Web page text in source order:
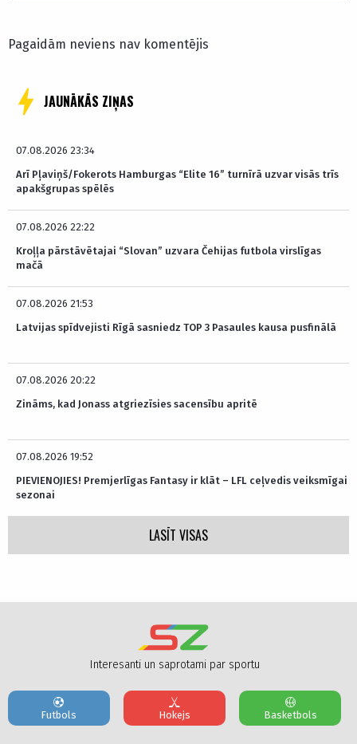
Pagaidām neviens nav komentējis
JAUNĀKĀS ZIŅAS
07.08.2026 23:34
Arī Pļaviņš/Fokerots Hamburgas “Elite 16” turnīrā uzvar visās trīs
apakšgrupas spēlēs
07.08.2026 22:22
Kroļļa pārstāvētajai “Slovan” uzvara Čehijas futbola virslīgas
mačā
07.08.2026 21:53
Latvijas spīdvejisti Rīgā sasniedz TOP 3 Pasaules kausa pusfinālā
07.08.2026 20:22
Zināms, kad Jonass atgriezīsies sacensību apritē
07.08.2026 19:52
PIEVIENOJIES! Premjerlīgas Fantasy ir klāt – LFL ceļvedis veiksmīgai
sezonai
LASĪT VISAS
Interesanti un saprotami par sportu
Futbols Hokejs Basketbols